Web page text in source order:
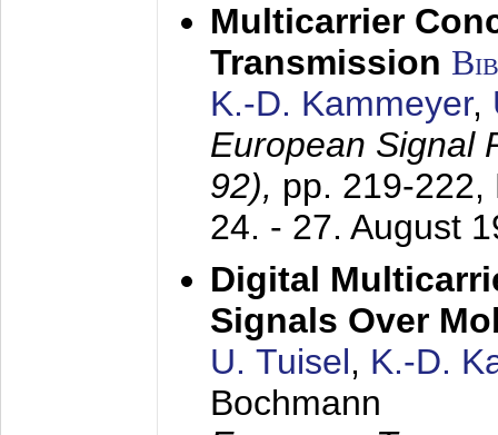
Multicarrier
Transmission
K.-D. Kammeyer,
European Signal
92), pp. 219-222,
24. - 27. August
Digital
Signals Over
U. Tuisel, K.-D.
Bochmann